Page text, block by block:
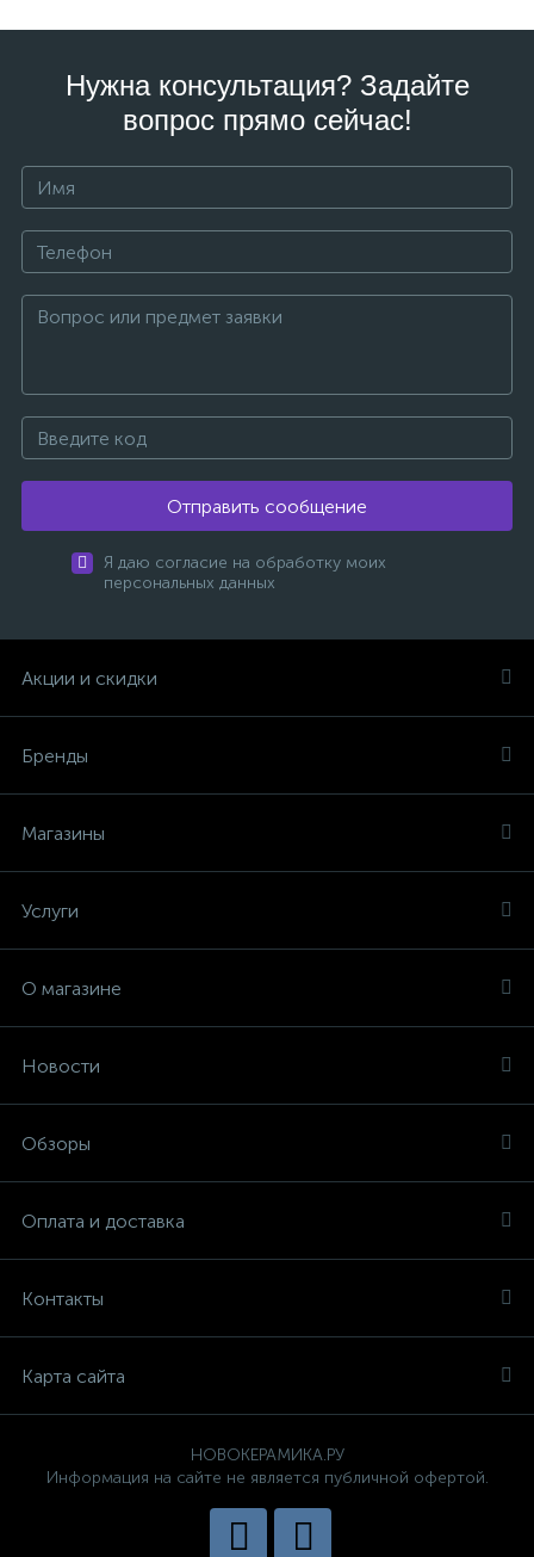
Нужна консультация? Задайте
вопрос прямо сейчас!
Отправить сообщение
Я даю согласие на обработку моих
персональных данных
Акции и скидки
Бренды
Магазины
Услуги
О магазине
Новости
Обзоры
Оплата и доставка
Контакты
Карта сайта
НОВОКЕРАМИКА.РУ
Информация на сайте не является публичной офертой.